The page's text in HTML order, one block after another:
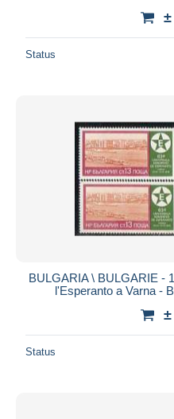
Status
BULGARIA \ BULGARIE -
l'Esperanto a Varna -
Status